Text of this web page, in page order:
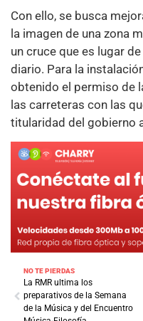
Con ello, se busca
la imagen de una zona
un cruce que es lugar
diario. Para la
obtenido el permiso de
las carreteras con las
titularidad del gobierno
NO TE PIERDAS
La RMR ultima los
preparativos de la Semana
de la Música y del Encuentro